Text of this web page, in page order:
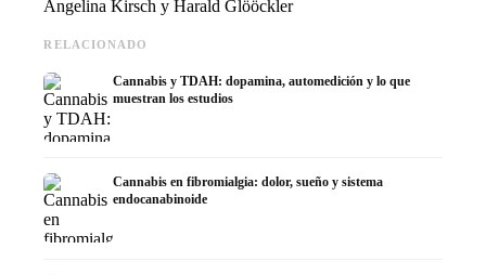
Angelina Kirsch y Harald Glööckler
RELACIONADO
Cannabis y TDAH: dopamina, automedición y lo que
muestran los estudios
Cannabis en fibromialgia: dolor, sueño y sistema
endocanabinoide